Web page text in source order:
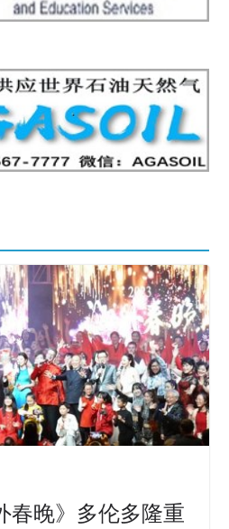
春晚》多伦多隆重